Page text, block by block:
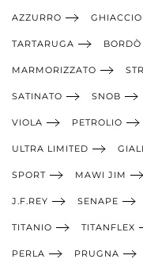
AZZURRO GHIACCIO
TARTARUGA BORDÒ
MARMORIZZATO
SATINATO SNOB
VIOLA PETROLIO
ULTRA LIMITED
SPORT MAWI JIM
J.F.REY SENAPE
TITANIO TITANFLEX
PERLA PRUGNA